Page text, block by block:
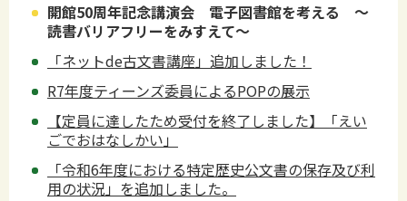
開館50周年記念講演会 電子図書館を考える ～
読書バリアフリーをみすえて～
「ネットde古文書講座」追加しました！
R7年度ティーンズ委員によるPOPの展示
【定員に達したため受付を終了しました】「えい
ごでおはなしかい」
「令和6年度における特定歴史公文書の保存及び利
用の状況」を追加しました。